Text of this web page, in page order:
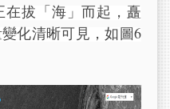
拔「海」而起，矗
化清晰可見，如圖6